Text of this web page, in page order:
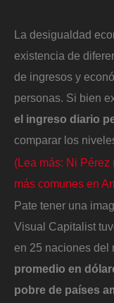
La desigualdad
existencia de
de ingresos y
personas. Si bien
el ingreso diario
comparar los
(Lea más: Ni
más comunes en
Pate tener una
Visual Capitalist
en 25 naciones del
promedio en
pobre de países